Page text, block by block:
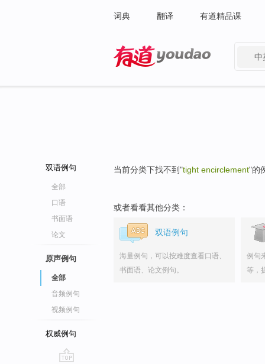
词典 翻译 有道精品课
中
双语例句
全部
口语
书面语
论文
原声例句
全部
音频例句
视频例句
权威例句
当前分类下找不到"tight encirclement"的
或者看看其他分类：
双语例句
海量例句，可以按难度查看口语、
书面语、论文例句。
例句
等，